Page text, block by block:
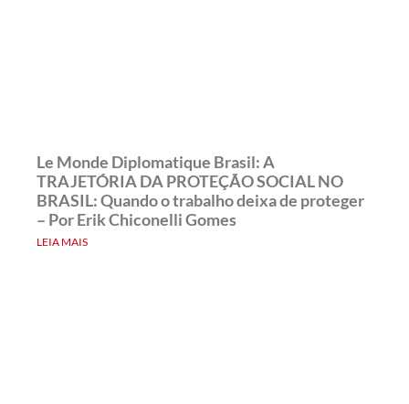
Le Monde Diplomatique Brasil: A
TRAJETÓRIA DA PROTEÇÃO SOCIAL NO
BRASIL: Quando o trabalho deixa de proteger
– Por Erik Chiconelli Gomes
LEIA MAIS